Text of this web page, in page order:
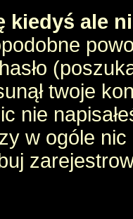
kiedyś ale
twoje
nie
w ogóle